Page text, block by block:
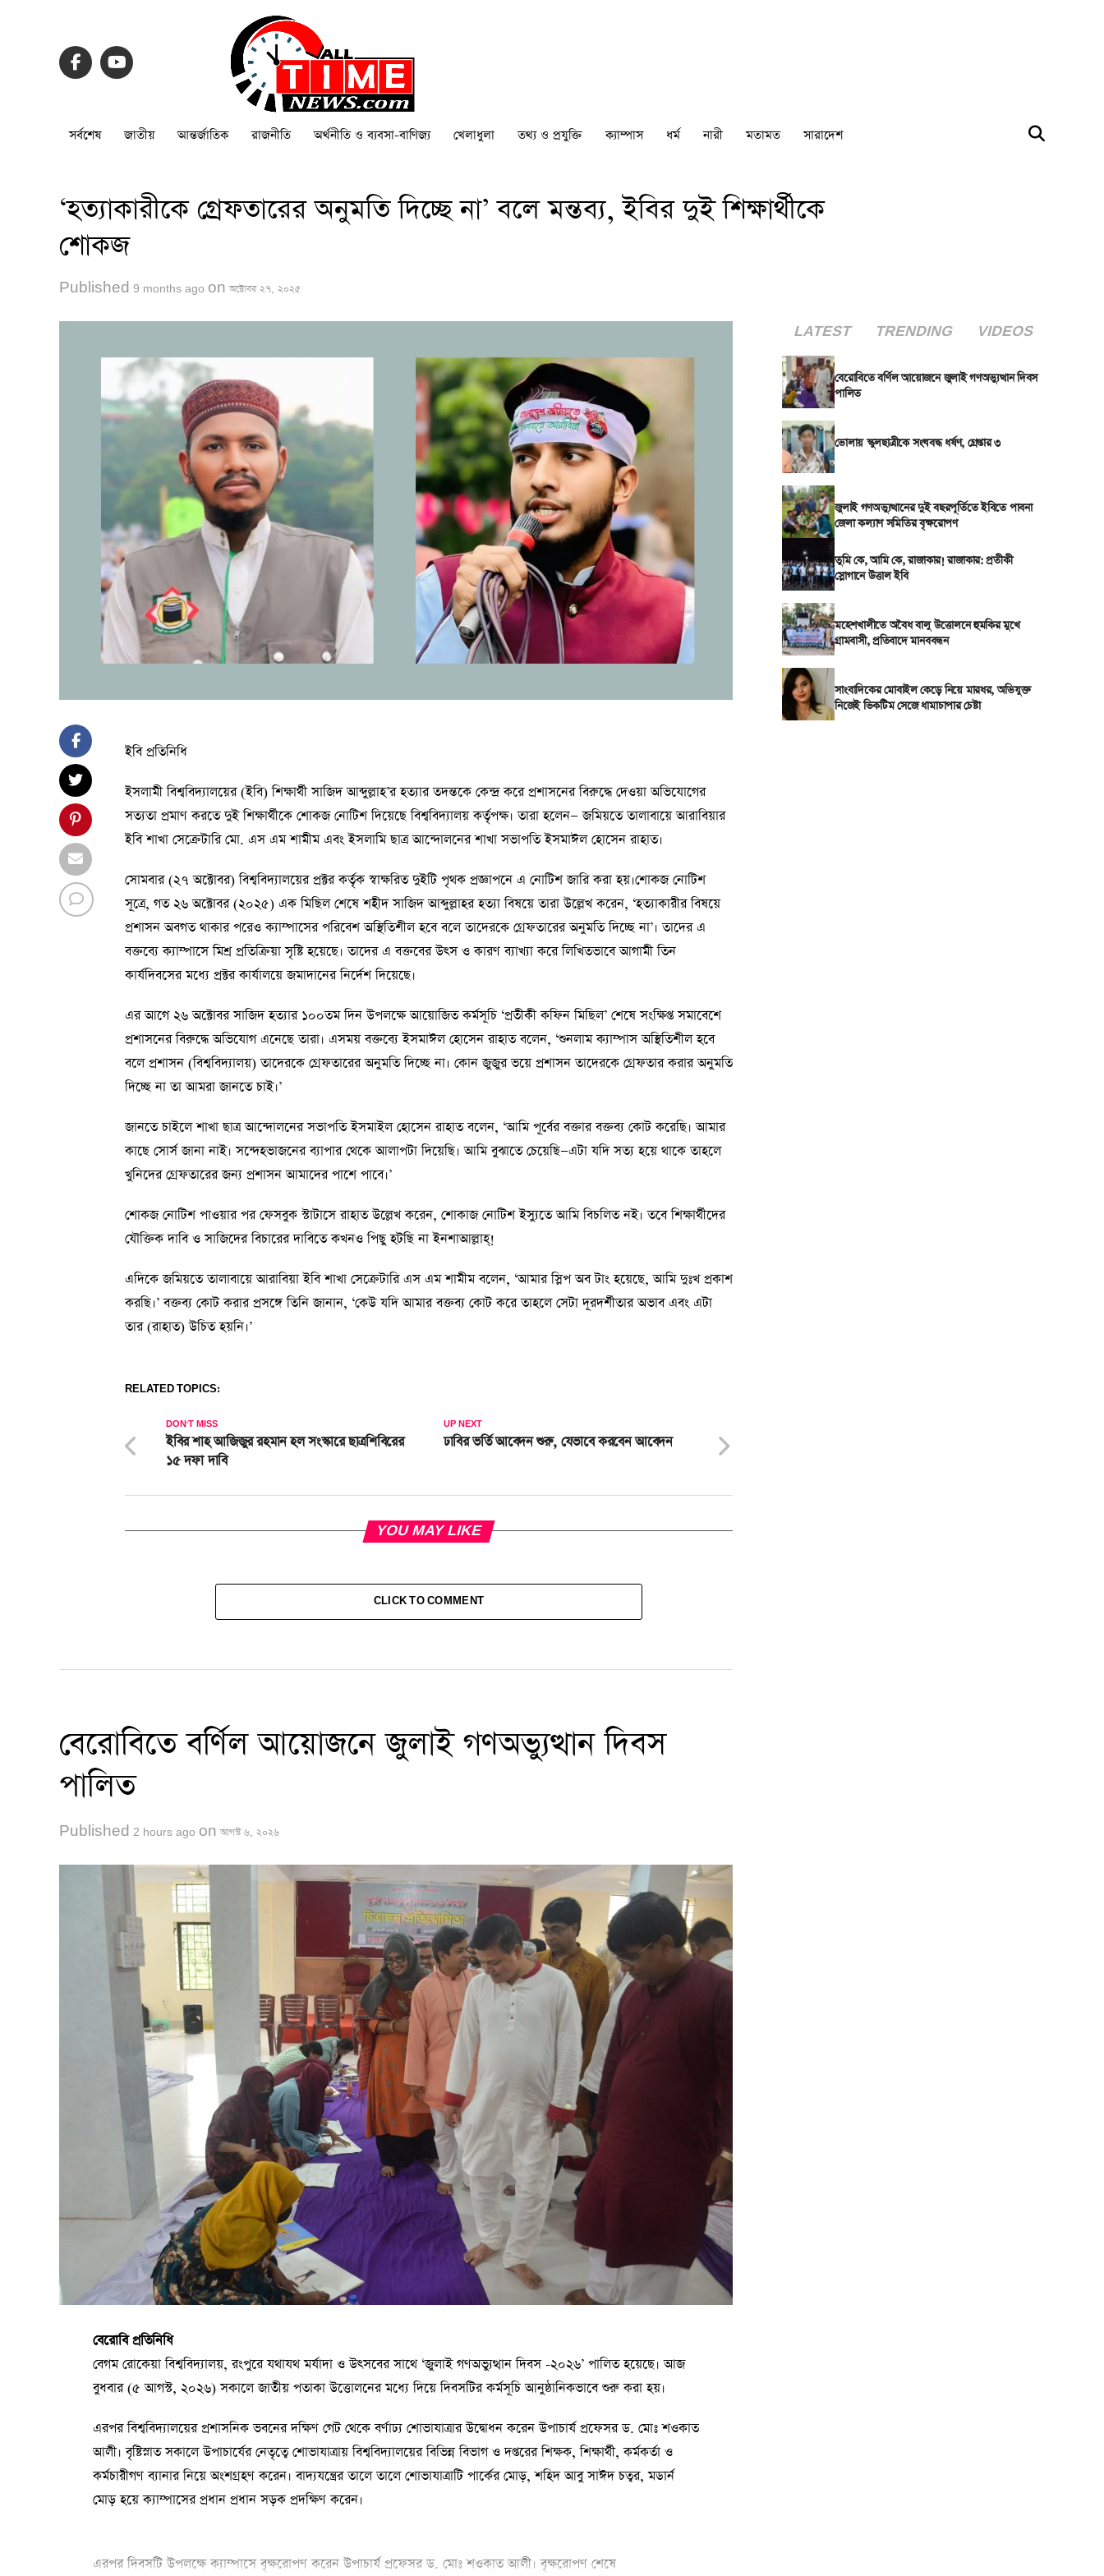
সর্বশেষ জাতীয় আন্তর্জাতিক রাজনীতি অর্থনীতি ও ব্যবসা-বাণিজ্য খেলাধুলা তথ্য ও প্রযুক্তি ক্যাম্পাস ধর্ম নারী মতামত সারাদেশ
‘হত্যাকারীকে গ্রেফতারের অনুমতি দিচ্ছে না’ বলে মন্তব্য, ইবির দুই শিক্ষার্থীকে
শোকজ
Published 9 months ago on অক্টোবর ২৭, ২০২৫
ইবি প্রতিনিধি
ইসলামী বিশ্ববিদ্যালয়ের (ইবি) শিক্ষার্থী সাজিদ আব্দুল্লাহ’র হত্যার তদন্তকে কেন্দ্র করে প্রশাসনের বিরুদ্ধে দেওয়া অভিযোগের
সত্যতা প্রমাণ করতে দুই শিক্ষার্থীকে শোকজ নোটিশ দিয়েছে বিশ্ববিদ্যালয় কর্তৃপক্ষ। তারা হলেন— জমিয়তে তালাবায়ে আরাবিয়ার
ইবি শাখা সেক্রেটারি মো. এস এম শামীম এবং ইসলামি ছাত্র আন্দোলনের শাখা সভাপতি ইসমাঈল হোসেন রাহাত।
সোমবার (২৭ অক্টোবর) বিশ্ববিদ্যালয়ের প্রক্টর কর্তৃক স্বাক্ষরিত দুইটি পৃথক প্রজ্ঞাপনে এ নোটিশ জারি করা হয়।শোকজ নোটিশ
সূত্রে, গত ২৬ অক্টোবর (২০২৫) এক মিছিল শেষে শহীদ সাজিদ আব্দুল্লাহর হত্যা বিষয়ে তারা উল্লেখ করেন, ‘হত্যাকারীর বিষয়ে
প্রশাসন অবগত থাকার পরেও ক্যাম্পাসের পরিবেশ অস্থিতিশীল হবে বলে তাদেরকে গ্রেফতারের অনুমতি দিচ্ছে না’। তাদের এ
বক্তব্যে ক্যাম্পাসে মিশ্র প্রতিক্রিয়া সৃষ্টি হয়েছে। তাদের এ বক্তবের উৎস ও কারণ ব্যাখ্যা করে লিখিতভাবে আগামী তিন
কার্যদিবসের মধ্যে প্রক্টর কার্যালয়ে জমাদানের নির্দেশ দিয়েছে।
এর আগে ২৬ অক্টোবর সাজিদ হত্যার ১০০তম দিন উপলক্ষে আয়োজিত কর্মসূচি ‘প্রতীকী কফিন মিছিল’ শেষে সংক্ষিপ্ত সমাবেশে
প্রশাসনের বিরুদ্ধে অভিযোগ এনেছে তারা। এসময় বক্তব্যে ইসমাঈল হোসেন রাহাত বলেন, ‘শুনলাম ক্যাম্পাস অস্থিতিশীল হবে
বলে প্রশাসন (বিশ্ববিদ্যালয়) তাদেরকে গ্রেফতারের অনুমতি দিচ্ছে না। কোন জুজুর ভয়ে প্রশাসন তাদেরকে গ্রেফতার করার অনুমতি
দিচ্ছে না তা আমরা জানতে চাই।’
জানতে চাইলে শাখা ছাত্র আন্দোলনের সভাপতি ইসমাইল হোসেন রাহাত বলেন, ‘আমি পূর্বের বক্তার বক্তব্য কোট করেছি। আমার
কাছে সোর্স জানা নাই। সন্দেহভাজনের ব্যাপার থেকে আলাপটা দিয়েছি। আমি বুঝাতে চেয়েছি—এটা যদি সত্য হয়ে থাকে তাহলে
খুনিদের গ্রেফতারের জন্য প্রশাসন আমাদের পাশে পাবে।’
শোকজ নোটিশ পাওয়ার পর ফেসবুক স্টাটাসে রাহাত উল্লেখ করেন, শোকাজ নোটিশ ইস্যুতে আমি বিচলিত নই। তবে শিক্ষার্থীদের
যৌক্তিক দাবি ও সাজিদের বিচারের দাবিতে কখনও পিছু হটছি না ইনশাআল্লাহ্!
এদিকে জমিয়তে তালাবায়ে আরাবিয়া ইবি শাখা সেক্রেটারি এস এম শামীম বলেন, ‘আমার স্লিপ অব টাং হয়েছে, আমি দুঃখ প্রকাশ
করছি।’ বক্তব্য কোট করার প্রসঙ্গে তিনি জানান, ‘কেউ যদি আমার বক্তব্য কোট করে তাহলে সেটা দূরদর্শীতার অভাব এবং এটা
তার (রাহাত) উচিত হয়নি।’
RELATED TOPICS:
UP NEXT
ঢাবির ভর্তি আবেদন শুরু, যেভাবে করবেন আবেদন
DON'T MISS
ইবির শাহ আজিজুর রহমান হল সংস্কারে ছাত্রশিবিরের
১৫ দফা দাবি
YOU MAY LIKE
CLICK TO COMMENT
বেরোবিতে বর্ণিল আয়োজনে জুলাই গণঅভ্যুত্থান দিবস
পালিত
Published 2 hours ago on আগস্ট ৬, ২০২৬
বেরোবি প্রতিনিধি
বেগম রোকেয়া বিশ্ববিদ্যালয়, রংপুরে যথাযথ মর্যাদা ও উৎসবের সাথে ‘জুলাই গণঅভ্যুত্থান দিবস -২০২৬’ পালিত হয়েছে। আজ
বুধবার (৫ আগস্ট, ২০২৬) সকালে জাতীয় পতাকা উত্তোলনের মধ্যে দিয়ে দিবসটির কর্মসূচি আনুষ্ঠানিকভাবে শুরু করা হয়।
এরপর বিশ্ববিদ্যালয়ের প্রশাসনিক ভবনের দক্ষিণ গেট থেকে বর্ণাঢ্য শোভাযাত্রার উদ্বোধন করেন উপাচার্য প্রফেসর ড. মোঃ শওকাত
আলী। বৃষ্টিস্নাত সকালে উপাচার্যের নেতৃত্বে শোভাযাত্রায় বিশ্ববিদ্যালয়ের বিভিন্ন বিভাগ ও দপ্তরের শিক্ষক, শিক্ষার্থী, কর্মকর্তা ও
কর্মচারীগণ ব্যানার নিয়ে অংশগ্রহণ করেন। বাদ্যযন্ত্রের তালে তালে শোভাযাত্রাটি পার্কের মোড়, শহিদ আবু সাঈদ চত্বর, মডার্ন
মোড় হয়ে ক্যাম্পাসের প্রধান প্রধান সড়ক প্রদক্ষিণ করেন।
এরপর দিবসটি উপলক্ষে ক্যাম্পাসে বৃক্ষরোপণ করেন উপাচার্য প্রফেসর ড. মোঃ শওকাত আলী। বৃক্ষরোপণ শেষে
LATEST TRENDING VIDEOS
বেরোবিতে বর্ণিল আয়োজনে জুলাই গণঅভ্যুত্থান দিবস
পালিত
ভোলায় স্কুলছাত্রীকে সংঘবদ্ধ ধর্ষণ, গ্রেপ্তার ৩
জুলাই গণঅভ্যুত্থানের দুই বছরপূর্তিতে ইবিতে পাবনা
জেলা কল্যাণ সমিতির বৃক্ষরোপণ
তুমি কে, আমি কে, রাজাকার! রাজাকার: প্রতীকী
স্লোগানে উত্তাল ইবি
মহেশখালীতে অবৈধ বালু উত্তোলনে হুমকির মুখে
গ্রামবাসী, প্রতিবাদে মানববন্ধন
সাংবাদিকের মোবাইল কেড়ে নিয়ে মারধর, অভিযুক্ত
নিজেই ভিকটিম সেজে ধামাচাপার চেষ্টা